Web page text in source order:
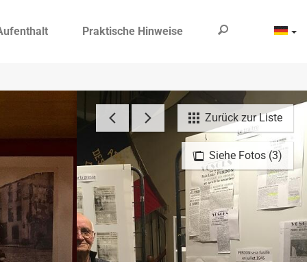
Praktische Hinweise
Siehe Fotos (3)
Zurück zur Liste